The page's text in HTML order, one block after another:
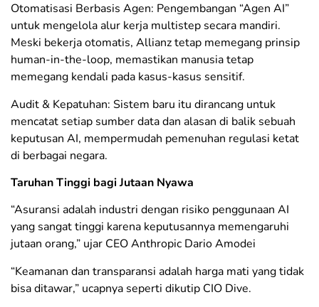
​Otomatisasi Berbasis Agen: Pengembangan “Agen AI”
untuk mengelola alur kerja multistep secara mandiri.
Meski bekerja otomatis, Allianz tetap memegang prinsip
human-in-the-loop, memastikan manusia tetap
memegang kendali pada kasus-kasus sensitif.
​Audit & Kepatuhan: Sistem baru itu dirancang untuk
mencatat setiap sumber data dan alasan di balik sebuah
keputusan AI, mempermudah pemenuhan regulasi ketat
di berbagai negara.
Taruhan Tinggi bagi Jutaan Nyawa
“Asuransi adalah industri dengan risiko penggunaan AI
yang sangat tinggi karena keputusannya memengaruhi
jutaan orang,” ujar CEO Anthropic Dario Amodei
“Keamanan dan transparansi adalah harga mati yang tidak
bisa ditawar,” ucapnya seperti dikutip CIO Dive.